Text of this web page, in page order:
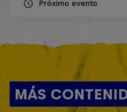
Próximo evento
MÁS